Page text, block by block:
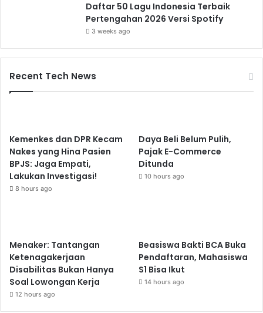
Daftar 50 Lagu Indonesia Terbaik
Pertengahan 2026 Versi Spotify
3 weeks ago
Recent Tech News
Kemenkes dan DPR Kecam
Nakes yang Hina Pasien
BPJS: Jaga Empati,
Lakukan Investigasi!
8 hours ago
Daya Beli Belum Pulih,
Pajak E-Commerce
Ditunda
10 hours ago
Menaker: Tantangan
Ketenagakerjaan
Disabilitas Bukan Hanya
Soal Lowongan Kerja
12 hours ago
Beasiswa Bakti BCA Buka
Pendaftaran, Mahasiswa
S1 Bisa Ikut
14 hours ago